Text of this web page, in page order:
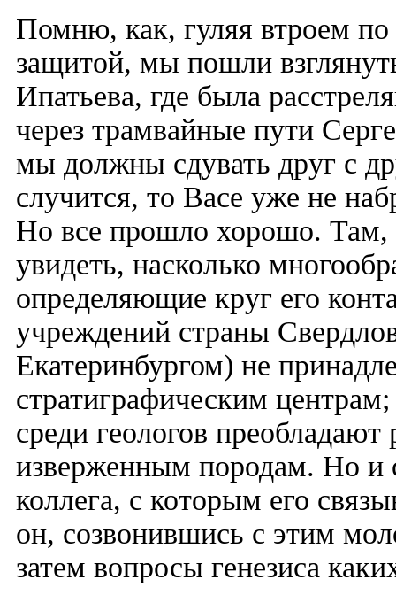
Помню, как, гуляя втроем по
защитой, мы пошли
Ипатьева, где была
через трамвайные пути
мы должны сдувать друг с
случится, то Васе уже не
Но все прошло хорошо. Там,
увидеть, насколько
определяющие круг его
учреждений страны
Екатеринбургом) не
стратиграфическим
среди геологов
изверженным породам. Но и
коллега, с которым его
он, созвонившись с этим
затем вопросы генезиса